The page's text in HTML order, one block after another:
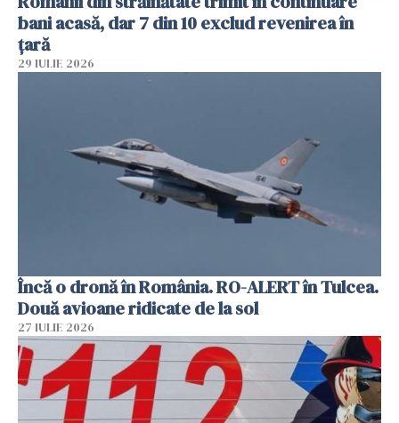
bani acasă, dar 7 din 10 exclud revenirea în
țară
29 IULIE 2026
Încă o dronă în România. RO-ALERT în Tulcea.
Două avioane ridicate de la sol
27 IULIE 2026